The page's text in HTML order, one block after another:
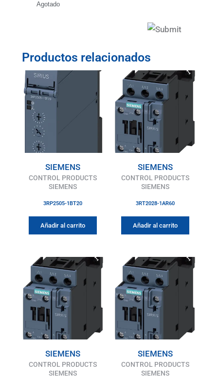
Agotado
Productos relacionados
SIEMENS
CONTROL PRODUCTS
SIEMENS
3RP2505-1BT20
Añadir al carrito
SIEMENS
CONTROL PRODUCTS
SIEMENS
3RT2028-1AR60
Añadir al carrito
SIEMENS
CONTROL PRODUCTS
SIEMENS
SIEMENS
CONTROL PRODUCTS
SIEMENS